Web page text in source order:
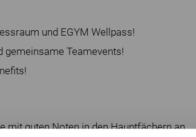
und EGYM Wellpass!
gemeinsame Teamevents!
mit guten Noten in den Hauptfächern an.